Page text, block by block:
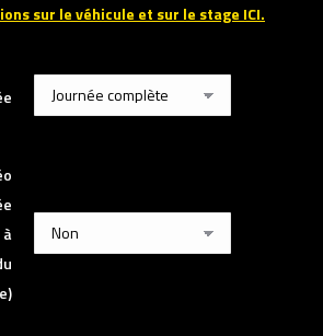
sur le véhicule et sur le stage ICI.